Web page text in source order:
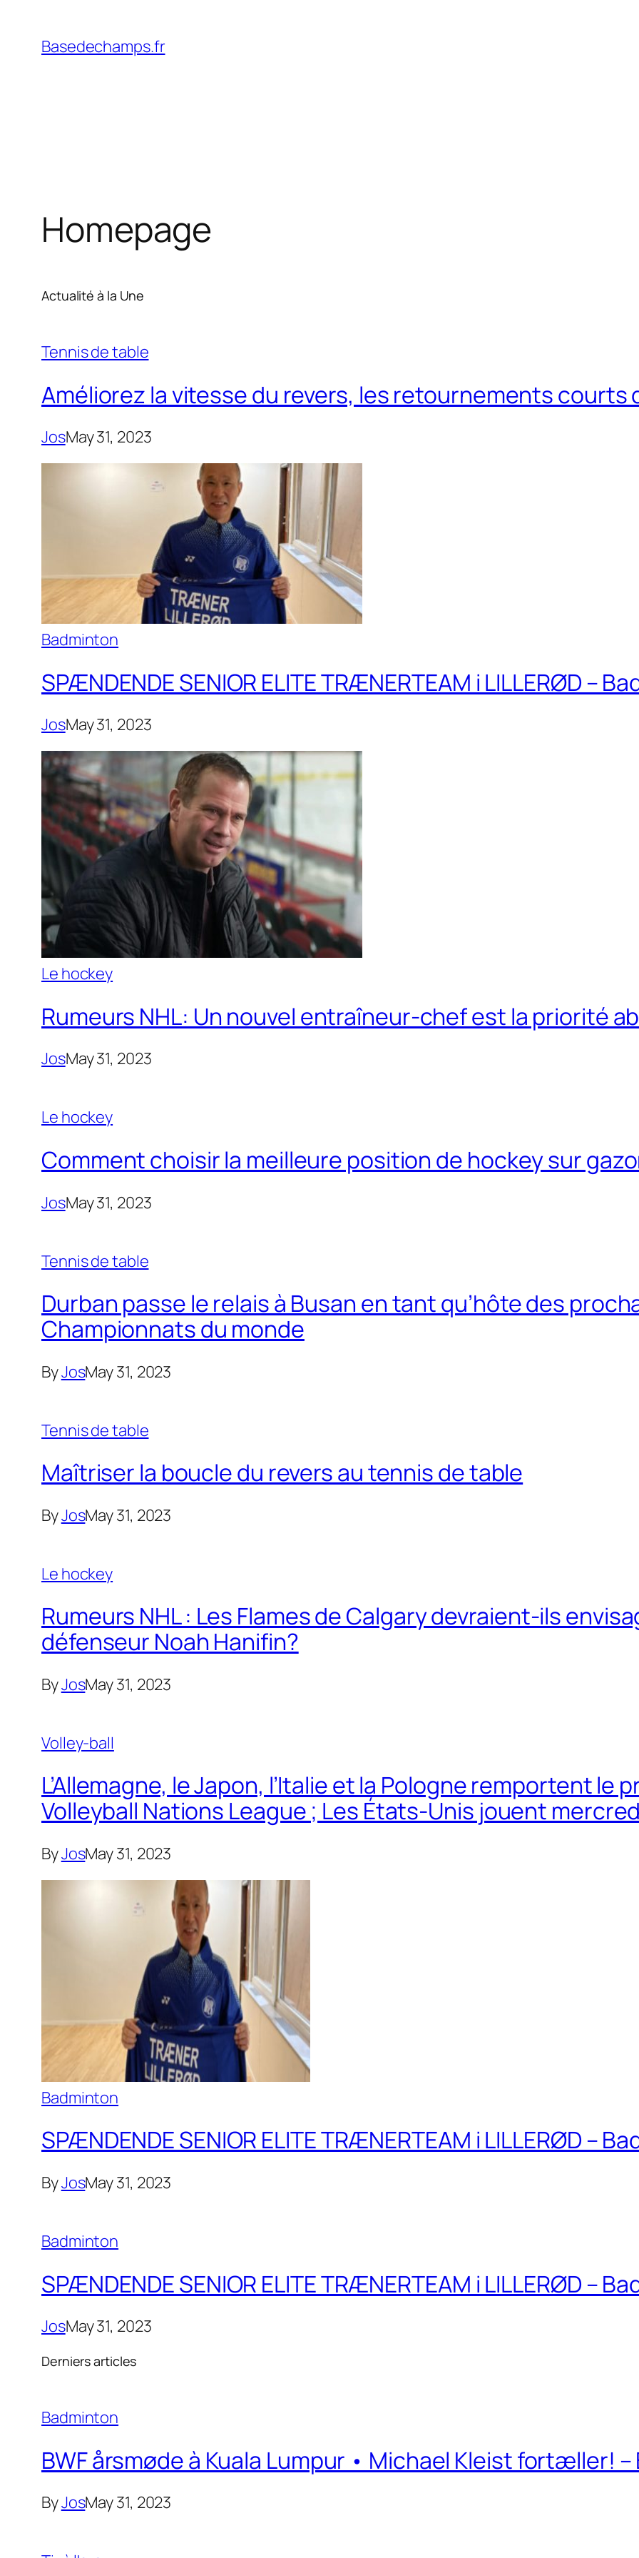
content
Basedechamps.fr
Homepage
Actualité à la Une
Tennis de table
Améliorez la vitesse du revers, les retournements courts
JosMay 31, 2023
Badminton
SPÆNDENDE SENIOR ELITE TRÆNERTEAM i LILLERØD –
JosMay 31, 2023
Le hockey
Rumeurs NHL: Un nouvel entraîneur-chef est la priorité
JosMay 31, 2023
Le hockey
Comment choisir la meilleure position de hockey sur
JosMay 31, 2023
Tennis de table
Durban passe le relais à Busan en tant qu’hôte des
Championnats du monde
ByJosMay 31, 2023
Tennis de table
Maîtriser la boucle du revers au tennis de table
ByJosMay 31, 2023
Le hockey
Rumeurs NHL : Les Flames de Calgary devraient-ils
défenseur Noah Hanifin?
ByJosMay 31, 2023
Volley-ball
L’Allemagne, le Japon, l’Italie et la Pologne remportent le
Volleyball Nations League ; Les États-Unis jouent
ByJosMay 31, 2023
Badminton
SPÆNDENDE SENIOR ELITE TRÆNERTEAM i LILLERØD –
ByJosMay 31, 2023
Badminton
SPÆNDENDE SENIOR ELITE TRÆNERTEAM i LILLERØD –
JosMay 31, 2023
Derniers articles
Badminton
BWF årsmøde à Kuala Lumpur • Michael Kleist fortæller!
ByJosMay 31, 2023